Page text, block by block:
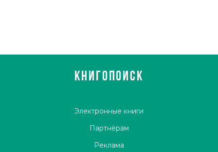
КНИГОПОИСК
Электронные книги
Партнёрам
Реклама